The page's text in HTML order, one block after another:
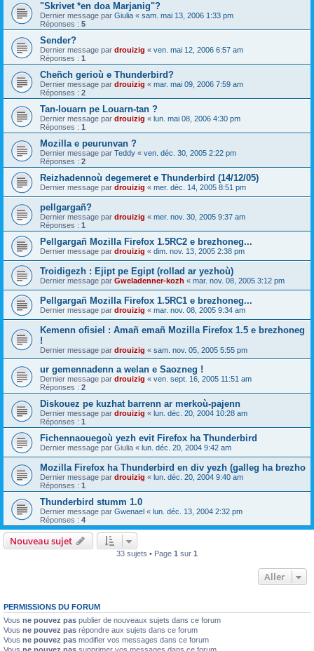
"Skrivet *en doa Marjanig"?
Dernier message par Giulia « sam. mai 13, 2006 1:33 pm
Réponses : 5
Sender?
Dernier message par drouizig « ven. mai 12, 2006 6:57 am
Réponses : 1
Cheñch gerioù e Thunderbird?
Dernier message par drouizig « mar. mai 09, 2006 7:59 am
Réponses : 2
Tan-louarn pe Louarn-tan ?
Dernier message par drouizig « lun. mai 08, 2006 4:30 pm
Réponses : 1
Mozilla e peurunvan ?
Dernier message par Teddy « ven. déc. 30, 2005 2:22 pm
Réponses : 2
Reizhadennoù degemeret e Thunderbird (14/12/05)
Dernier message par drouizig « mer. déc. 14, 2005 8:51 pm
pellgargañ?
Dernier message par drouizig « mer. nov. 30, 2005 9:37 am
Réponses : 1
Pellgargañ Mozilla Firefox 1.5RC2 e brezhoneg...
Dernier message par drouizig « dim. nov. 13, 2005 2:38 pm
Troidigezh : Ejipt pe Egipt (rollad ar yezhoù)
Dernier message par Gweladenner-kozh « mar. nov. 08, 2005 3:12 pm
Pellgargañ Mozilla Firefox 1.5RC1 e brezhoneg...
Dernier message par drouizig « mar. nov. 08, 2005 9:34 am
Kemenn ofisiel : Amañ emañ Mozilla Firefox 1.5 e brezhoneg
!
Dernier message par drouizig « sam. nov. 05, 2005 5:55 pm
ur gemennadenn a welan e Saozneg !
Dernier message par drouizig « ven. sept. 16, 2005 11:51 am
Réponses : 2
Diskouez pe kuzhat barrenn ar merkoù-pajenn
Dernier message par drouizig « lun. déc. 20, 2004 10:28 am
Réponses : 1
Fichennaouegoù yezh evit Firefox ha Thunderbird
Dernier message par Giulia « lun. déc. 20, 2004 9:42 am
Mozilla Firefox ha Thunderbird en div yezh (galleg ha brezho
Dernier message par drouizig « lun. déc. 20, 2004 9:40 am
Réponses : 1
Thunderbird stumm 1.0
Dernier message par Gwenael « lun. déc. 13, 2004 2:32 pm
Réponses : 4
Nouveau sujet
33 sujets • Page 1 sur 1
Aller
PERMISSIONS DU FORUM
Vous ne pouvez pas publier de nouveaux sujets dans ce forum
Vous ne pouvez pas répondre aux sujets dans ce forum
Vous ne pouvez pas modifier vos messages dans ce forum